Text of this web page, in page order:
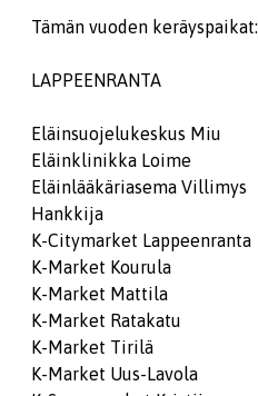
Tämän vuoden keräyspaikat:
LAPPEENRANTA
Eläinsuojelukeskus Miu
Eläinklinikka Loime
Eläinlääkäriasema Villimys
Hankkija
K-Citymarket Lappeenranta
K-Market Kourula
K-Market Mattila
K-Market Ratakatu
K-Market Tirilä
K-Market Uus-Lavola